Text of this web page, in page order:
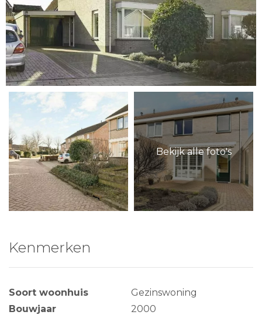
Bekijk alle foto's
Kenmerken
Soort woonhuis
Gezinswoning
Bouwjaar
2000